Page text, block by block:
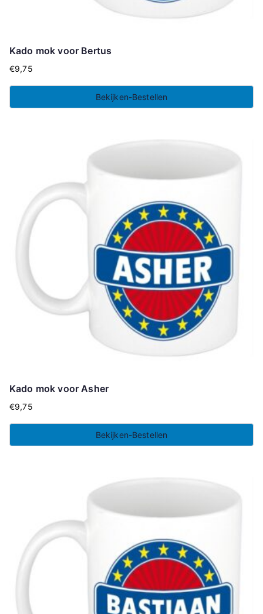
Kado mok voor Bertus
€9,75
Bekijken-Bestellen
Kado mok voor Asher
€9,75
Bekijken-Bestellen